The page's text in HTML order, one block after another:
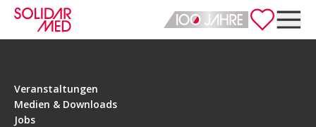
Deutsch
Veranstaltungen
Medien & Downloads
Jobs